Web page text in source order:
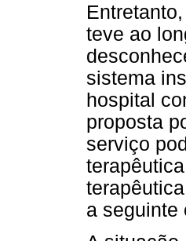
teve ao
sistema
hospital
proposta
serviço
a seguinte